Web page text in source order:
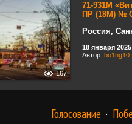
167
71-931М
ПР (18М) №
Россия,
18 января 2025
Автор: bo1ng10
Голосование ·